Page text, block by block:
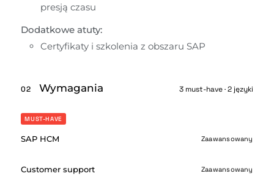
presją czasu
Dodatkowe atuty:
Certyfikaty i szkolenia z obszaru SAP
02 Wymagania 3 must-have · 2 języki
MUST-HAVE
SAP HCM Zaawansowany
Customer support Zaawansowany